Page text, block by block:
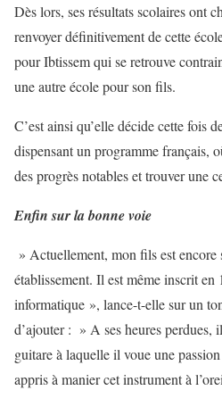
Dès lors, ses résultats scolaires ont
renvoyer définitivement de cette
pour Ibtissem qui se retrouve
une autre école pour son fils.
C’est ainsi qu’elle décide cette fois
dispensant un programme français,
des progrès notables et trouver une
Enfin sur la bonne voie
» Actuellement, mon fils est encore
établissement. Il est même inscrit en
informatique », lance-t-elle sur un
d’ajouter : » A ses heures perdues,
guitare à laquelle il voue une
appris à manier cet instrument à